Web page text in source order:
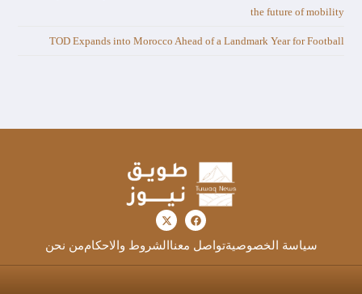
the future of mobility
TOD Expands into Morocco Ahead of a Landmark Year for Football
سياسة الخصوصيةتواصل معنا الشروط والاحكاممن نحن